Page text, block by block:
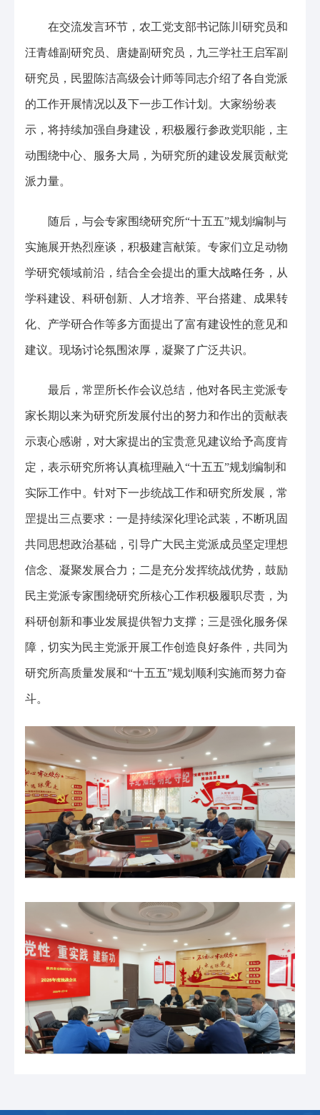
在交流发言环节，农工党支部书记陈川研究员和
汪青雄副研究员、唐婕副研究员，九三学社王启军副
研究员，民盟陈洁高级会计师等同志介绍了各自党派
的工作开展情况以及下一步工作计划。大家纷纷表
示，将持续加强自身建设，积极履行参政党职能，主
动围绕中心、服务大局，为研究所的建设发展贡献党
派力量。
随后，与会专家围绕研究所“十五五”规划编制与
实施展开热烈座谈，积极建言献策。专家们立足动物
学研究领域前沿，结合全会提出的重大战略任务，从
学科建设、科研创新、人才培养、平台搭建、成果转
化、产学研合作等多方面提出了富有建设性的意见和
建议。现场讨论氛围浓厚，凝聚了广泛共识。
最后，常罡所长作会议总结，他对各民主党派专
家长期以来为研究所发展付出的努力和作出的贡献表
示衷心感谢，对大家提出的宝贵意见建议给予高度肯
定，表示研究所将认真梳理融入“十五五”规划编制和
实际工作中。针对下一步统战工作和研究所发展，常
罡提出三点要求：一是持续深化理论武装，不断巩固
共同思想政治基础，引导广大民主党派成员坚定理想
信念、凝聚发展合力；二是充分发挥统战优势，鼓励
民主党派专家围绕研究所核心工作积极履职尽责，为
科研创新和事业发展提供智力支撑；三是强化服务保
障，切实为民主党派开展工作创造良好条件，共同为
研究所高质量发展和“十五五”规划顺利实施而努力奋
斗。